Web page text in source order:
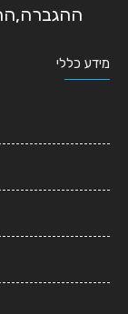
מידע כללי